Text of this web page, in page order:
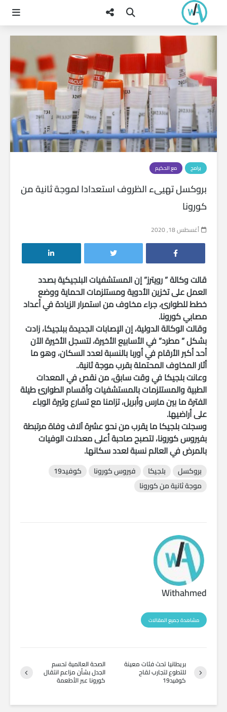
برامج مع الحكيم
بروكسل تهيىء الظروف استعدادا لموجة ثانية من
كورونا
أغسطس 18, 2020
قالت وكالة ” رويترز” إن المستشفيات البلجيكية بصدد
العمل على تخزين الأدوية ومستلزمات الحماية ووضع
خطط للطوارئ، جراء مخاوف من استمرار الزيادة في أعداد
مصابي كورونا.
وقالت الوكالة الدولية، إن الإصابات الجديدة ببلجيكا، زادت
بشكل ” مطرد” في الأسابيع الأخيرة، لتسجل الأخيرة الآن
أحد أكبر الأرقام في أوربا بالنسبة لعدد السكان، وهو ما
أثار المخاوف المحتملة بقرب موجة ثانية..
وعانت بلجيكا في وقت سابق، من نقص في المعدات
الطبية والمستلزمات بالمستشفيات وأقسام الطوارئ طيلة
الفترة ما بين مارس وأبريل، تزامنا مع تسارع وتيرة الوباء
على أراضيها.
وسجلت بلجيكا ما يقرب من نحو عشرة آلاف وفاة مرتبطة
بفيروس كورونا، لتصبح صاحبة أعلى معدلات الوفيات
بالمرض في العالم نسبة لعدد سكانها.
بروكسل بلجيكا فيروس كورونا
كوفيد19
موجة ثانية من كورونا
Withahmed
مشاهدة جميع المقالات
الصحة العالمية تحسم
الجدل بشأن مزاعم انتقال
كورونا عبر الأطعمة
بريطانيا تحث فئات معينة
للتطوع لتجارب لقاح
كوفيد19